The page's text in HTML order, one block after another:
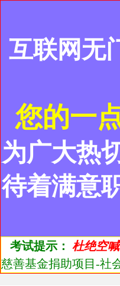
互联网无
您的一
为广大热
待着满意
考试提示： 杜绝空
慈善基金捐助项目-社